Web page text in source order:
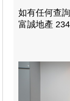
如有任何查
富誠地產